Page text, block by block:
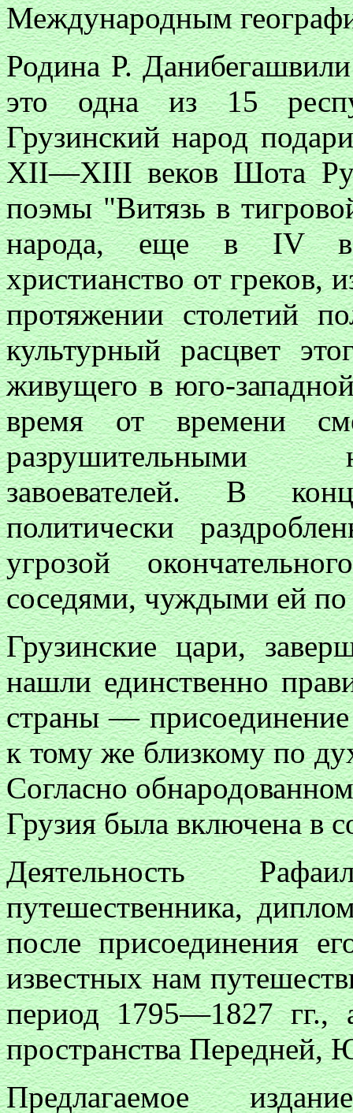
Международным
Родина Р.
это одна из 15
Грузинский народ
XII—XIII веков Шота
поэмы "Витязь в
народа, еще в IV в.
христианство от греков,
протяжении столетий
культурный расцвет
живущего в юго-
время от времени
разрушительными
завоевателей. В
политически
угрозой
соседями, чуждыми ей по
Грузинские цари,
нашли единственно
страны —
к тому же близкому по
Согласно
Грузия была включена в
Деятельность
путешественника,
после присоединения
известных нам
период 1795—1827 гг.,
пространства
Предлагаемое